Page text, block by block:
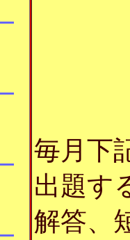
毎月下
出題す
解答、